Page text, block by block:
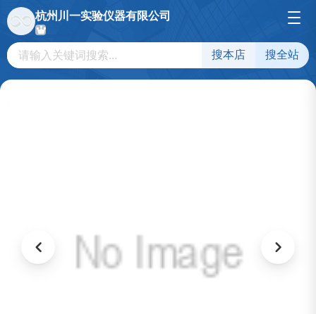
杭州川一实验仪器有限公司
搜本店 搜全站